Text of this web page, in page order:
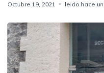
Octubre 19, 2021 leido hace